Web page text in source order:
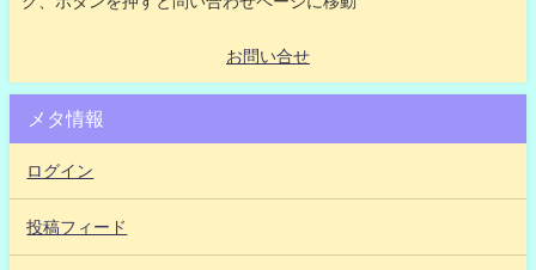
お問い合せ
メタ情報
ログイン
投稿フィード